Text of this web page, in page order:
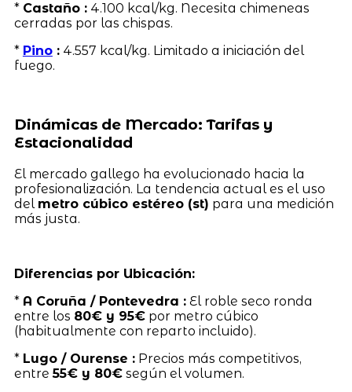
* Castaño :4.100 kcal/kg. Necesita chimeneas
cerradas por las chispas.
* Pino:4.557 kcal/kg. Limitado a iniciación del
fuego.
Dinámicas de Mercado: Tarifas y
Estacionalidad
El mercado gallego ha evolucionado hacia la
profesionalización. La tendencia actual es el uso
del metro cúbico estéreo (st) para una medición
más justa.
Diferencias por Ubicación:
* A Coruña / Pontevedra :El roble seco ronda
entre los 80€ y 95€por metro cúbico
(habitualmente con reparto incluido).
* Lugo / Ourense :Precios más competitivos,
entre55€ y 80€según el volumen.